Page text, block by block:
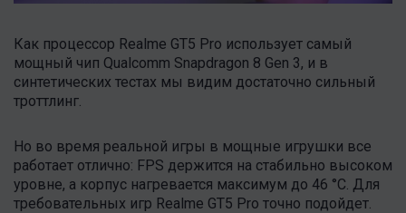
Как процессор Realme GT5 Pro использует самый
мощный чип Qualcomm Snapdragon 8 Gen 3, и в
синтетических тестах мы видим достаточно сильный
троттлинг.
Но во время реальной игры в мощные игрушки все
работает отлично: FPS держится на стабильно высоком
уровне, а корпус нагревается максимум до 46 °C. Для
требовательных игр Realme GT5 Pro точно подойдет.